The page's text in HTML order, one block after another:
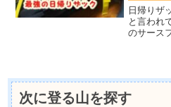
日帰りザ
と言われ
のサース
ん、日帰
次に登る山を探す